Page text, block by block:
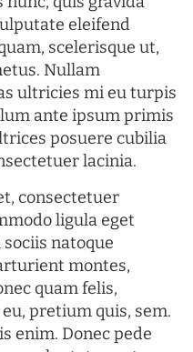
eleifend
scelerisque ut,
Nullam
ultricies mi eu turpis
ante ipsum primis
posuere cubilia
lacinia.
consectetuer
ligula eget
sociis natoque
montes,
quam felis,
pretium quis, sem.
enim. Donec pede